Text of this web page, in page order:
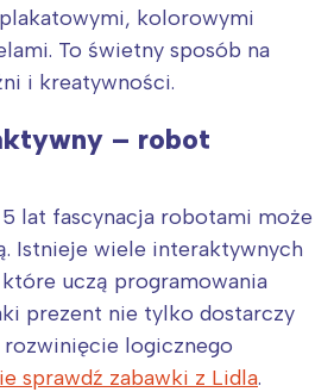
kolorowymi
To świetny sposób na
i kreatywności.
– robot
lat fascynacja robotami może
Istnieje wiele interaktywnych
uczą programowania
prezent nie tylko dostarczy
logicznego
sprawdź zabawki z Lidla.